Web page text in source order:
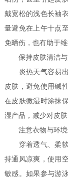
戴宽松的浅色长袖
量避免在上午十点
免晒伤，也有助于维
保持皮肤清洁与
炎热天气容易出
皮肤，避免使用碱
在皮肤微湿时涂抹
湿产品，减少对皮肤
注意衣物与环境
穿着透气、柔软
持通风凉爽，使用
敏感。如果参与游